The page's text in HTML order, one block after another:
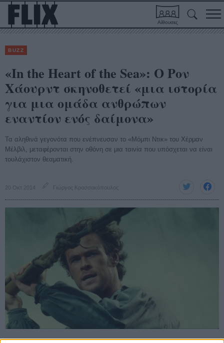
Αίθουσες
BUZZ
«In the Heart of the Sea»: Ο Ρον
Χάουρντ σκηνοθετεί «μια ιστορία
για μια ομάδα ανθρώπων
εναντίον ενός δαίμονα»
Τα αληθινά γεγονότα που ενέπνευσαν το «Μόμπι Ντικ» του Χέρμαν
Μέλβιλ, μεταφέρονται στην οθόνη σε μια ταινία που υπόσχεται να είναι
τουλάχιστον θεαματική.
20 Οκτ 2014 Γιώργος Κρασσακόπουλος